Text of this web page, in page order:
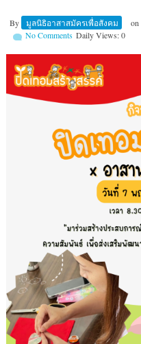
By มูลนิธิอาสาสมัครเพื่อสังคม on
Daily Views: 0
No Comments